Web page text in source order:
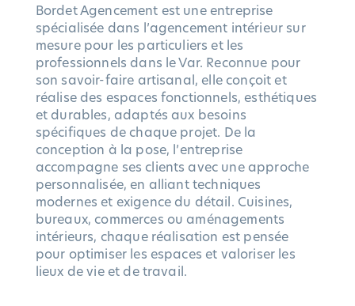
Bordet Agencement est une entreprise
spécialisée dans l’agencement intérieur sur
mesure pour les particuliers et les
professionnels dans le Var. Reconnue pour
son savoir-faire artisanal, elle conçoit et
réalise des espaces fonctionnels, esthétiques
et durables, adaptés aux besoins
spécifiques de chaque projet. De la
conception à la pose, l’entreprise
accompagne ses clients avec une approche
personnalisée, en alliant techniques
modernes et exigence du détail. Cuisines,
bureaux, commerces ou aménagements
intérieurs, chaque réalisation est pensée
pour optimiser les espaces et valoriser les
lieux de vie et de travail.